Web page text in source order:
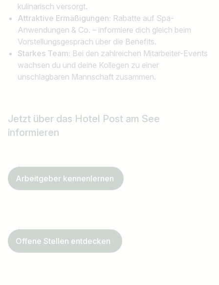
kulinarisch versorgt.
Attraktive Ermäßigungen: Rabatte auf Spa-
Anwendungen & Co. – informiere dich gleich beim
Vorstellungsgespräch über die Benefits.
Starkes Team: Bei den zahlreichen Mitarbeiter-Events
wachsen du und deine Kollegen zu einer
unschlagbaren Mannschaft zusammen.
Jetzt über das Hotel Post am See
informieren
Arbeitgeber kennenlernen
Offene Stellen entdecken